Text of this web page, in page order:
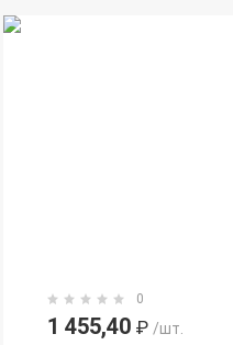
0
1 455,40 ₽ /шт.